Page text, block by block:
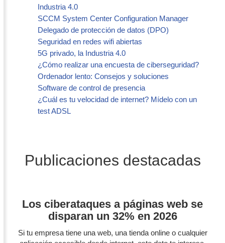
Industria 4.0
SCCM System Center Configuration Manager
Delegado de protección de datos (DPO)
Seguridad en redes wifi abiertas
5G privado, la Industria 4.0
¿Cómo realizar una encuesta de ciberseguridad?
Ordenador lento: Consejos y soluciones
Software de control de presencia
¿Cuál es tu velocidad de internet? Mídelo con un
test ADSL
Publicaciones destacadas
Los ciberataques a páginas web se
disparan un 32% en 2026
Si tu empresa tiene una web, una tienda online o cualquier